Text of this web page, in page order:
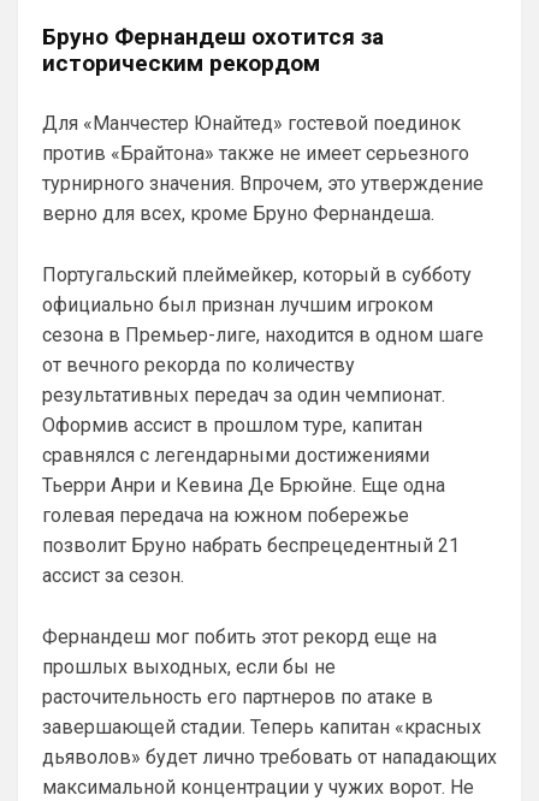
Бруно Фернандеш охотится за
историческим рекордом
Для «Манчестер Юнайтед» гостевой поединок
против «Брайтона» также не имеет серьезного
турнирного значения. Впрочем, это утверждение
верно для всех, кроме Бруно Фернандеша.
Португальский плеймейкер, который в субботу
официально был признан лучшим игроком
сезона в Премьер-лиге, находится в одном шаге
от вечного рекорда по количеству
результативных передач за один чемпионат.
Оформив ассист в прошлом туре, капитан
сравнялся с легендарными достижениями
Тьерри Анри и Кевина Де Брюйне. Еще одна
голевая передача на южном побережье
позволит Бруно набрать беспрецедентный 21
ассист за сезон.
Фернандеш мог побить этот рекорд еще на
прошлых выходных, если бы не
расточительность его партнеров по атаке в
завершающей стадии. Теперь капитан «красных
дьяволов» будет лично требовать от нападающих
максимальной концентрации у чужих ворот. Не
• 20:28
Ответ для Аристократ
Как там дела с трансфером Роджерса ?Или
подписании Альвареса ?)Я смотрю Арсенал
и слава богу, что ни одного из них не
взяли. Винисиуса лишь, наверное ты
хочешь получить, надеюсь в Челси
такой бредовой идеей не страдают. Что
поэтому не потеря. Поверь, товарищ, все
еще будет у нас, время есть
Отмечу сразу, что мы тоже через это
прошли, ужасное время было трансферов,
что в
Мы что и умели всегда так это покупать
и продавать …не всегда это было к месту
и нужно, но мы это умеем. И систему
нагибать тоже )
Канонир• 20:29
Приезжайте к нам на базу , трофеи большие
у вас из дорогого только Хаверц😁
похвалиться прошлым, богатым
прошлым на титулы и трофеи. Давайте
не будем измерять прошлыми
заслугами. Давайте смотреть